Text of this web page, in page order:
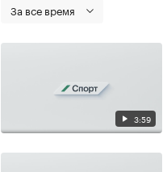
За все время
3:59